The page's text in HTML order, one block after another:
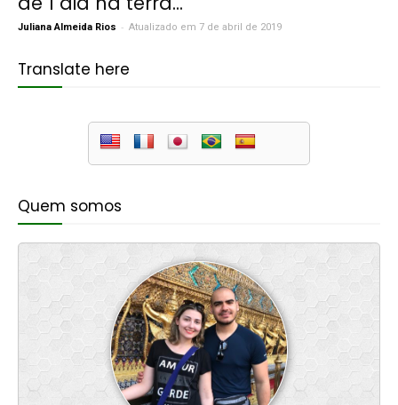
Juliana Almeida Rios - Atualizado em 7 de abril de 2019
Translate here
Quem somos